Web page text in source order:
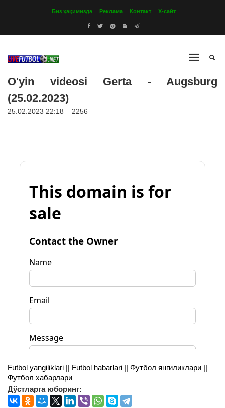
Биз ҳақимизда Реклама Контакт Х-сайт
O'yin videosi Gerta - Augsburg
(25.02.2023)
25.02.2023 22:18 2256
Futbol yangiliklari || Futbol habarlari || Футбол янгиликлари ||
Футбол хабарлари
Дўстларга юборинг: